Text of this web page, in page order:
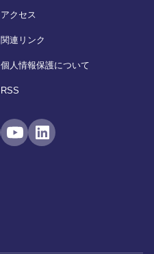
アクセス
関連リンク
個人情報保護について
RSS